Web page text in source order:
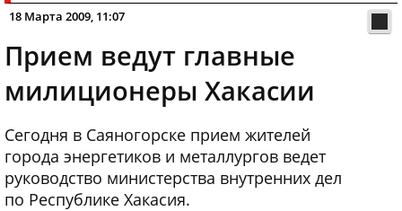
18 Марта 2009, 11:07
Прием ведут главные
милиционеры Хакасии
Сегодня в Саяногорске прием жителей
города энергетиков и металлургов ведет
руководство министерства внутренних дел
по Республике Хакасия.